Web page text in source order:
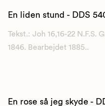
En liden stund - DDS
Tekst.: Joh 16,16-22 N.F.S.
1846. Bearbejdet 1885..
En rose så jeg skyde -